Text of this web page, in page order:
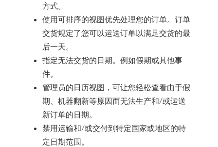
方式。
使用可排序的视图优先处理您的订单。订单
交货规定了您可以运送订单以满足交货的最
后一天。
指定无法交货的日期。例如假期或其他事
件。
管理员的日历视图，可让您轻松查看由于假
期、机器翻新等原因而无法生产和/或运送
新订单的日期。
禁用运输和/或交付到特定国家或地区的特
定日期范围。